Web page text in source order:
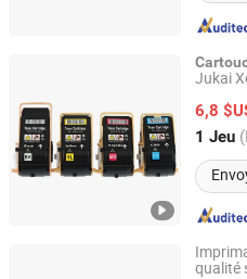
Jukai
6,8
1 Jeu
Guangzhou Jukai Office
Guangdong, China
qualité